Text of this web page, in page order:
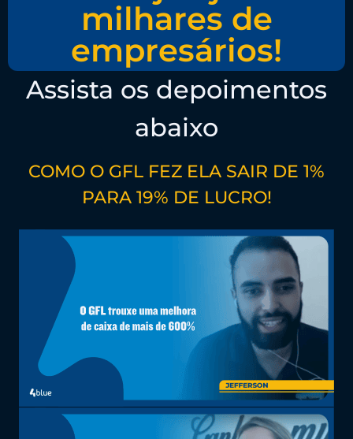
milhares de
empresários!
Assista os depoimentos
abaixo
COMO O GFL FEZ ELA SAIR DE 1%
PARA 19% DE LUCRO!